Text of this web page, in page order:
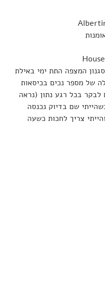
המצפה התת ימי באילת
של מספר נכים בכיסאות
לבקר בכל רגע נתון (נראה
כשהייתי שם בדיוק נכנסה
צריך לחכות כשעה